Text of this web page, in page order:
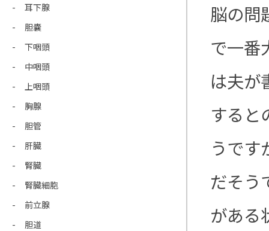
脳の問
で一番
は夫が
すると
うです
だそう
がある
耳下腺
胆嚢
下咽頭
中咽頭
上咽頭
胸腺
胆管
肝臓
腎臓
腎臓細胞
前立腺
胆道